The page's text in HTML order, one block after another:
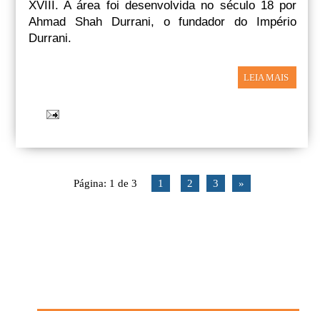
XVIII. A área foi desenvolvida no século 18 por
Ahmad Shah Durrani, o fundador do Império
Durrani.
LEIA MAIS
Página: 1 de 3 1 2 3 »